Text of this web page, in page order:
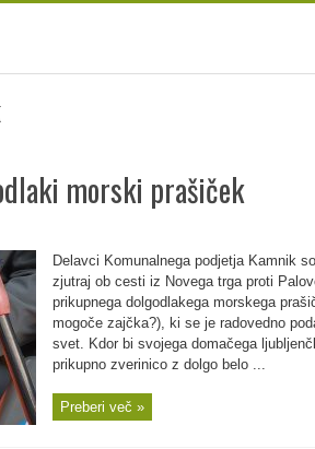
morski prašiček
Delavci Komunalnega podjetja Kamnik
zjutraj ob cesti iz Novega trga proti
prikupnega dolgodlakega morskega
mogoče zajčka?), ki se je radovedno
svet. Kdor bi svojega domačega
prikupno zverinico z dolgo belo ...
Preberi več »